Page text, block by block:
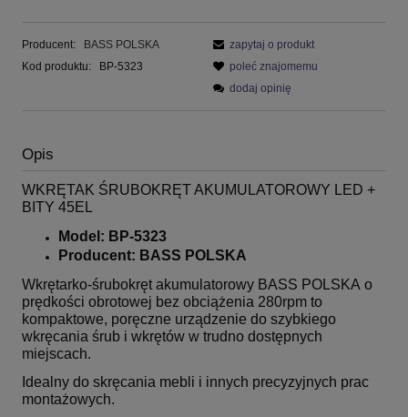
Producent:
BASS POLSKA
Kod produktu:
BP-5323
zapytaj o produkt
poleć znajomemu
dodaj opinię
Opis
WKRĘTAK ŚRUBOKRĘT AKUMULATOROWY LED +
BITY 45EL
Model: BP-5323
Producent: BASS POLSKA
Wkrętarko-śrubokręt akumulatorowy BASS POLSKA o
prędkości obrotowej bez obciążenia 280rpm to
kompaktowe, poręczne urządzenie do szybkiego
wkręcania śrub i wkrętów w trudno dostępnych
miejscach.
Idealny do skręcania mebli i innych precyzyjnych prac
montażowych.